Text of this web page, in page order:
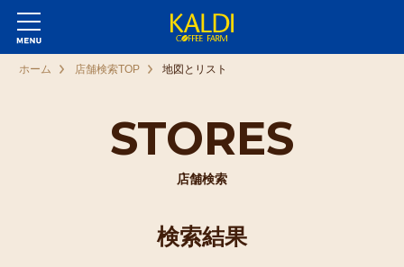
STORES
店舗検索
ホーム 店舗検索TOP 地図とリスト
検索結果